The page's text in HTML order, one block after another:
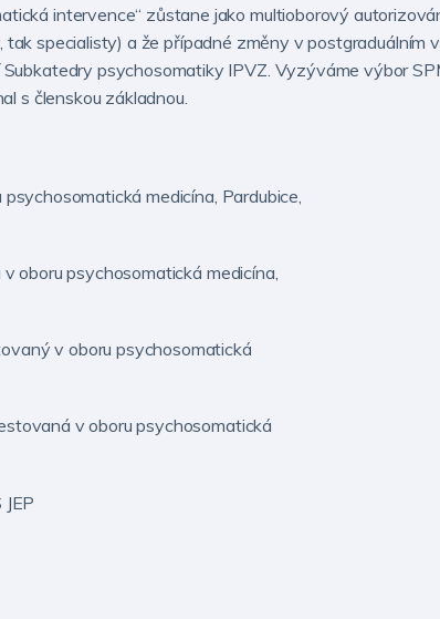
intervence“ zůstane jako multioborový
specialisty) a že případné změny v postgraduálním
psychosomatiky IPVZ. Vyzýváme výbor
s členskou základnou.
medicína, Pardubice,
oboru psychosomatická medicína,
v oboru psychosomatická
v oboru psychosomatická